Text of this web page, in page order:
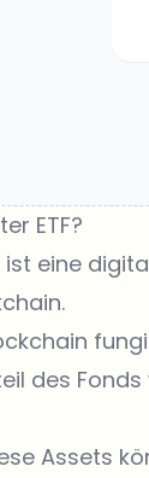
ETF?
ist eine
des
Assets